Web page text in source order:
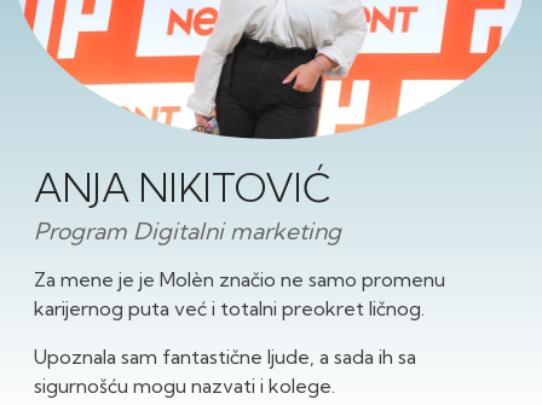
ANJA NIKITOVIĆ
Program Digitalni marketing
Za mene je je Molèn značio ne samo promenu
karijernog puta već i totalni preokret ličnog.
Upoznala sam fantastične ljude, a sada ih sa
sigurnošću mogu nazvati i kolege.